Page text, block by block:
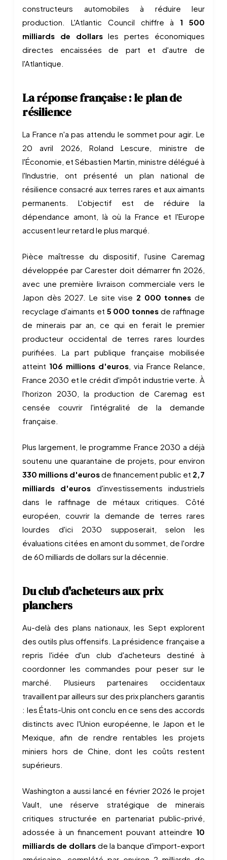
constructeurs automobiles à réduire leur
production. L'Atlantic Council chiffre à 1 500
milliards de dollarsles pertes économiques
directes encaissées de part et d'autre de
l'Atlantique.
La réponse française : le plan de
résilience
La France n'a pas attendu le sommet pour agir. Le
20 avril 2026, Roland Lescure, ministre de
l'Économie, et Sébastien Martin, ministre délégué à
l'Industrie, ont présenté un plan national de
résilience consacré aux terres rares et aux aimants
permanents. L'objectif est de réduire la
dépendance amont, là où la France et l'Europe
accusent leur retard le plus marqué.
Pièce maîtresse du dispositif, l'usine Caremag
développée par Carester doit démarrer fin 2026,
avec une première livraison commerciale vers le
Japon dès 2027. Le site vise 2 000 tonnes de
recyclage d'aimants et 5 000 tonnes de raffinage
de minerais par an, ce qui en ferait le premier
producteur occidental de terres rares lourdes
purifiées. La part publique française mobilisée
atteint 106 millions d'euros, via France Relance,
France 2030 et le crédit d'impôt industrie verte. À
l'horizon 2030, la production de Caremag est
censée couvrir l'intégralité de la demande
française.
Plus largement, le programme France 2030 a déjà
soutenu une quarantaine de projets, pour environ
330 millions d'eurosde financement public et 2,7
milliards d'euros d'investissements industriels
dans le raffinage de métaux critiques. Côté
européen, couvrir la demande de terres rares
lourdes d'ici 2030 supposerait, selon les
évaluations citées en amont du sommet, de l'ordre
de 60 milliards de dollars sur la décennie.
Du club d'acheteurs aux prix
planchers
Au-delà des plans nationaux, les Sept explorent
des outils plus offensifs. La présidence française a
repris l'idée d'un club d'acheteurs destiné à
coordonner les commandes pour peser sur le
marché. Plusieurs partenaires occidentaux
travaillent par ailleurs sur des prix planchers garantis
: les États-Unis ont conclu en ce sens des accords
distincts avec l'Union européenne, le Japon et le
Mexique, afin de rendre rentables les projets
miniers hors de Chine, dont les coûts restent
supérieurs.
Washington a aussi lancé en février 2026 le projet
Vault, une réserve stratégique de minerais
critiques structurée en partenariat public-privé,
adossée à un financement pouvant atteindre 10
milliards de dollarsde la banque d'import-export